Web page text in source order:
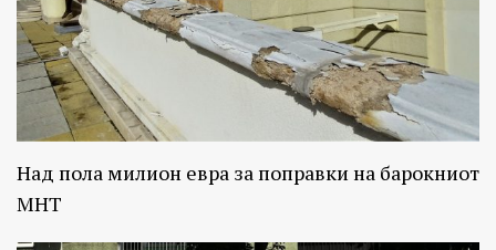
Над пола милион евра за поправки на барокниот
МНТ